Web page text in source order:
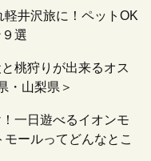
軽井沢旅に！ペットOK
選
桃狩りが出来るオス
・山梨県＞
一日遊べるイオンモ
ールってどんなとこ